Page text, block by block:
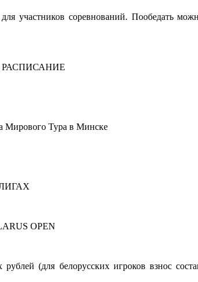
участников соревнований. Пообедать
РАСПИСАНИЕ
Мирового Тура в Минске
OPEN
рублей (для белорусских игроков взнос